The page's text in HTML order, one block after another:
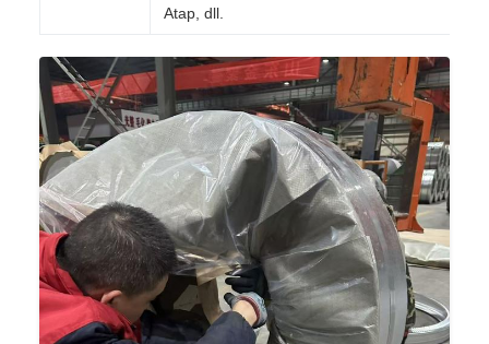
Atap, dll.